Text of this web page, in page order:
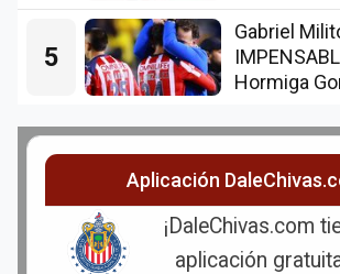
5
Gabriel
Hormiga
Aplicación
¡DaleChivas.com
aplicación